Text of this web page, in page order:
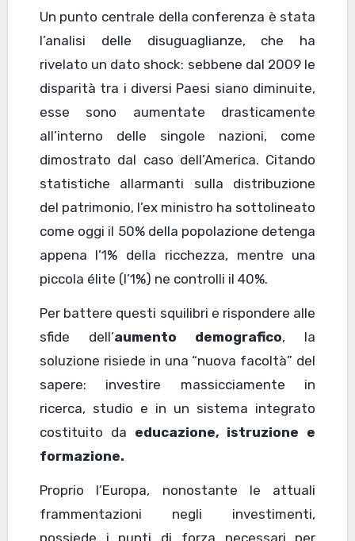
Un punto centrale della conferenza è stata
l’analisi delle disuguaglianze, che ha
rivelato un dato shock: sebbene dal 2009 le
disparità tra i diversi Paesi siano diminuite,
esse sono aumentate drasticamente
all’interno delle singole nazioni, come
dimostrato dal caso dell’America. Citando
statistiche allarmanti sulla distribuzione
del patrimonio, l’ex ministro ha sottolineato
come oggi il 50% della popolazione detenga
appena l’1% della ricchezza, mentre una
piccola élite (l’1%) ne controlli il 40%.
Per battere questi squilibri e rispondere alle
sfide dell’aumento demografico, la
soluzione risiede in una “nuova facoltà” del
sapere: investire massicciamente in
ricerca, studio e in un sistema integrato
costituito da educazione, istruzione e
formazione.
Proprio l’Europa, nonostante le attuali
frammentazioni negli investimenti,